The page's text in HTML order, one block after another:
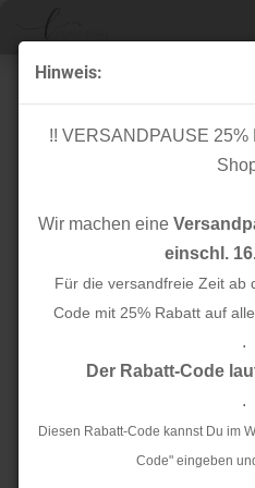
Hinweis:
!! VERSANDPAUSE 25%
Wir machen eine
einschl.
Für die versandfreie Zeit ab
Code mit 25% Rabatt auf
.
Der Rabatt-Code
.
Diesen Rabatt-Code kannst Du im
Code" eingeben
Musselin - Stepper - Raute